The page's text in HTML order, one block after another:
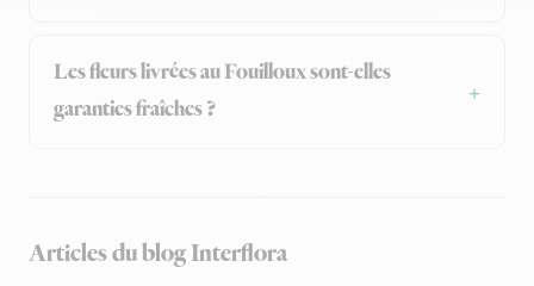
Les fleurs livrées au Fouilloux sont-elles
garanties fraîches ?
Articles du blog Interflora